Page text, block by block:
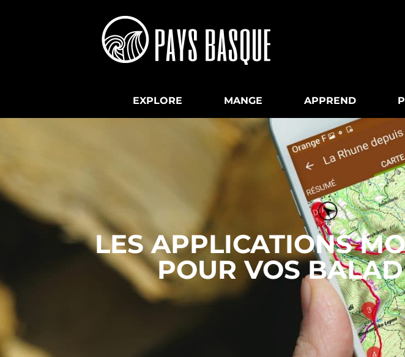
EXPLORE MANGE APPREND
LES APPLICATIONS
POUR VOS